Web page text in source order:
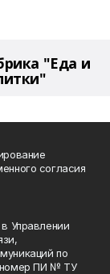
"Еда и
согласия
Управлении
по
номер ПИ № ТУ